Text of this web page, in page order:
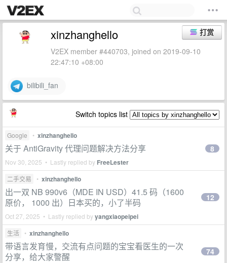
打赏
xinzhanghello
V2EX member #440703, joined on 2019-09-10
22:47:10 +08:00
bilibili_fan
Switch topics list
Google • xinzhanghello
关于 AntiGravity 代理问题解决方法分享
Nov 30, 2025 • Lastly replied by FreeLester
8
二手交易 • xinzhanghello
出一双 NB 990v6（MDE IN USD）41.5 码（1600
原价， 1000 出）日本买的，小了半码
Oct 27, 2025 • Lastly replied byyangxiaopeipei
12
生活 • xinzhanghello
带语言发育慢，交流有点问题的宝宝看医生的一次
分享，给大家警醒
74